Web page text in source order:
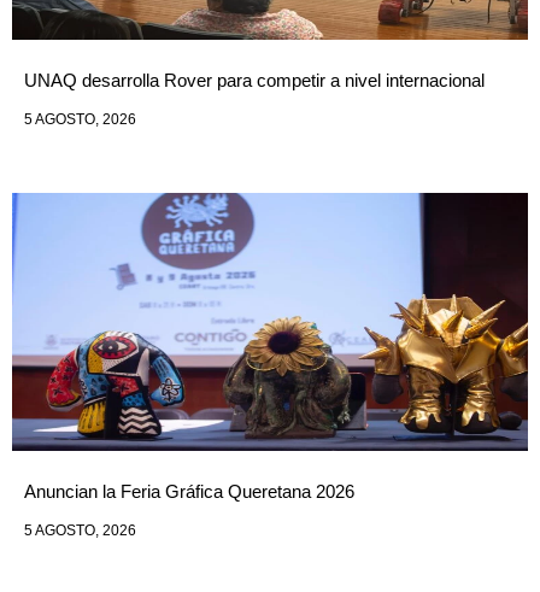
UNAQ desarrolla Rover para competir a nivel internacional
5 AGOSTO, 2026
Anuncian la Feria Gráfica Queretana 2026
5 AGOSTO, 2026